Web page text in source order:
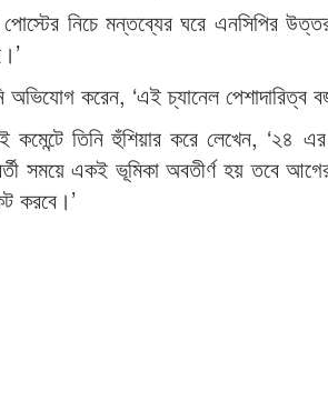
নিচে মন্তব্যের ঘরে এনসিপির
অভিযোগ করেন, ‘এই চ্যানেল
কমেন্টে তিনি হুঁশিয়ার করে লেখেন, ‘২৪
সময়ে একই ভূমিকা অবতীর্ণ হয় তবে
করবে।’